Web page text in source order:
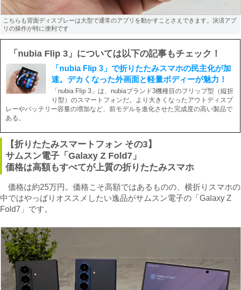
こちらも背面ディスプレーは大型で通常のアプリを動かすことさえできます。決済アプ
リの操作が特に便利です
「nubia Flip 3」については以下の記事もチェック！
「nubia Flip 3」で折りたたみスマホの民主化が加
速。デカくなった外画面と軽量ボディーが魅力！
「nubia Flip 3」は、nubiaブランド3機種目のフリップ型（縦折
り型）のスマートフォンだ。より大きくなったアウトディスプ
レーやバッテリー容量の増加など、前モデルを進化させた完成度の高い製品で
ある。
【折りたたみスマートフォン その3】
サムスン電子「Galaxy Z Fold7」
価格は高額もすべてが上質の折りたたみスマホ
価格は約25万円。価格こそ高額ではあるものの、横折りスマホの
中ではやっぱりオススメしたい逸品がサムスン電子の「Galaxy Z
Fold7」です。